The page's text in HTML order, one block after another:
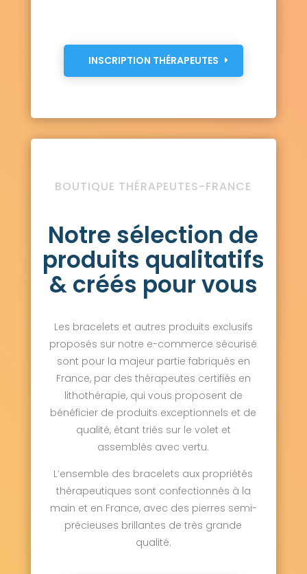
INSCRIPTION THÉRAPEUTES
BOUTIQUE THÉRAPEUTES-FRANCE
Notre sélection de
produits qualitatifs
& créés pour vous
Les bracelets et autres produits exclusifs
proposés sur notre e-commerce sécurisé
sont pour la majeur partie fabriqués en
France, par des thérapeutes certifiés en
lithothérapie, qui vous proposent de
bénéficier de produits exceptionnels et de
qualité, étant triés sur le volet et
assemblés avec vertu.
L’ensemble des bracelets aux propriétés
thérapeutiques sont confectionnés à la
main et en France, avec des pierres semi-
précieuses brillantes de très grande
qualité.